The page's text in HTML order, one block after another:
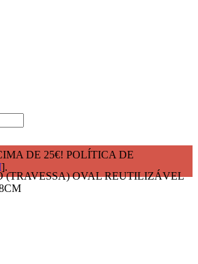
DE 25€! POLÍTICA DE
].
(TRAVESSA) OVAL REUTILIZÁVEL